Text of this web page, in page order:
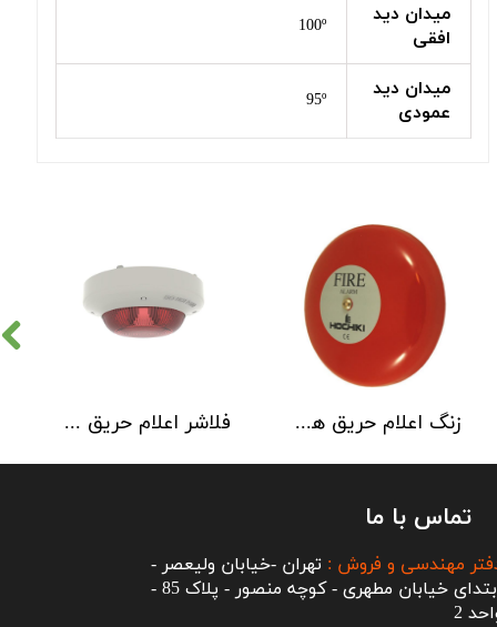
میدان دید
افقی
100º
میدان دید
عمودی
95º
فلاشر اعلام حریق هوچیکی مدل CLB-E زنگ اعلام حریق هوچیکی Hochiki مدل MBF-6EV
تماس با ما
مهندسی و فروش : تهران -خیابان ولیعصر -
ابتدای خیابان مطهری - کوچه منصور - پلاک 85 -
2